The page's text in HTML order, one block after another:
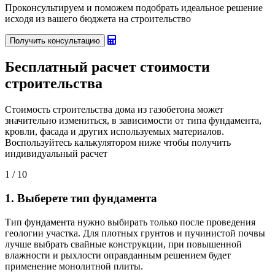
Проконсультируем и поможем подобрать идеальное решение
исходя из вашего бюджета на строительство
Получить консультацию
Бесплатный расчет стоимости
строительства
Стоимость строительства дома из газобетона может
значительно измениться, в зависимости от типа фундамента,
кровли, фасада и других используемых материалов.
Воспользуйтесь калькулятором ниже чтобы получить
индивидуальный расчет
1 / 10
1. Выберете тип фундамента
Тип фундамента нужно выбирать только после проведения
геологии участка. Для плотных грунтов и пучинистой почвы
лучше выбрать свайные конструкции, при повышенной
влажности и рыхлости оправданным решением будет
применение монолитной плиты.